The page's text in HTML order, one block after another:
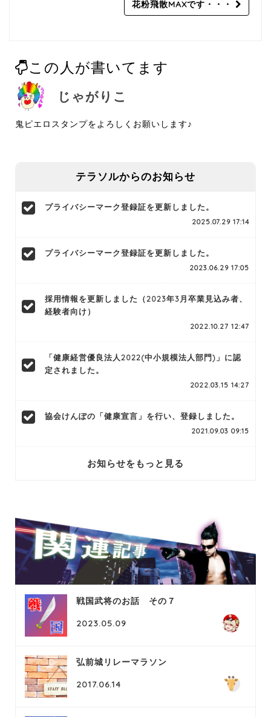
花粉飛散MAXです・・・
この人が書いてます
じゃがりこ
鬼ピエロスタンプをよろしくお願いします♪
テラソルからのお知らせ
プライバシーマーク登録証を更新しました。
2025.07.29 17:14
プライバシーマーク登録証を更新しました。
2023.06.29 17:05
採用情報を更新しました（2023年3月卒業見込み者、
経験者向け）
2022.10.27 12:47
「健康経営優良法人2022(中小規模法人部門)」に認
定されました。
2022.03.15 14:27
協会けんぽの「健康宣言」を行い、登録しました。
2021.09.03 09:15
お知らせをもっと見る
戦国武将のお話 その７
2023.05.09
弘前城リレーマラソン
2017.06.14